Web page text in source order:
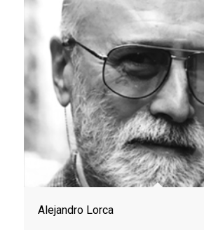
Alejandro Lorca